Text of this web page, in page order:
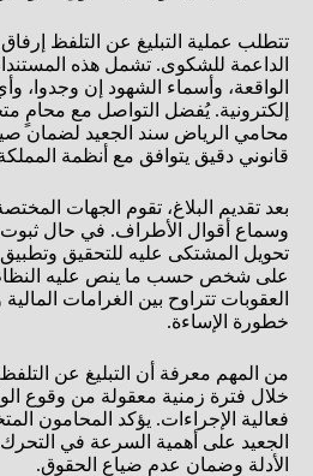
تتطلب عملية التبليغ عن التلفظ
الداعمة للشكوى. تشمل هذه
الواقعة، وأسماء الشهود إن وجدوا،
إلكترونية. يُفضل التواصل مع
محامي الرياض سند الجعيد لضمان
قانوني دقيق يتوافق مع أنظمة
بعد تقديم البلاغ، تقوم الجهات
وسماع أقوال الأطراف. في حال ثبوت
تحويل المشتكى عليه للتحقيق
على شخص حسب ما ينص عليه
العقوبات تتراوح بين الغرامات
خطورة الإساءة.
من المهم معرفة أن التبليغ عن
خلال فترة زمنية معقولة من وقوع
فعالية الإجراءات. يؤكد المحامون
الجعيد على أهمية السرعة في
الأدلة وضمان عدم ضياع الحقوق.